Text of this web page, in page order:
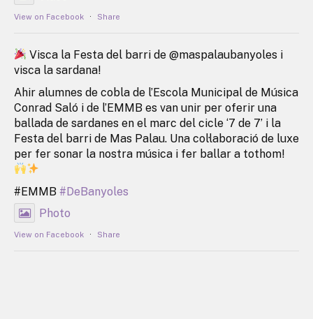
View on Facebook · Share
Visca la Festa del barri de @maspalaubanyoles i
visca la sardana!
Ahir alumnes de cobla de l’Escola Municipal de Música
Conrad Saló i de l’EMMB es van unir per oferir una
ballada de sardanes en el marc del cicle ‘7 de 7’ i la
Festa del barri de Mas Palau. Una col·laboració de luxe
per fer sonar la nostra música i fer ballar a tothom!
#EMMB #DeBanyoles
Photo
View on Facebook · Share